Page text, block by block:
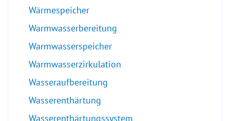
Wärmespeicher
Warmwasserbereitung
Warmwasserspeicher
Warmwasserzirkulation
Wasseraufbereitung
Wasserenthärtung
Wasserenthärtungssystem